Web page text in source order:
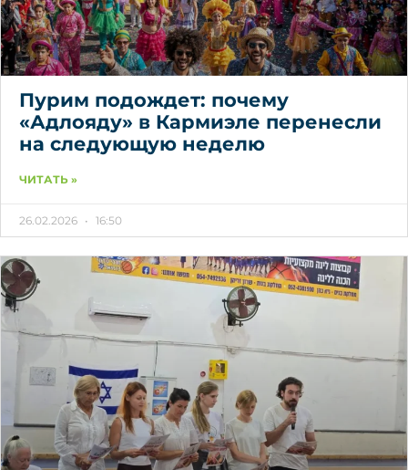
Пурим подождет: почему
«Адлояду» в Кармиэле перенесли
на следующую неделю
ЧИТАТЬ »
26.02.2026 16:50